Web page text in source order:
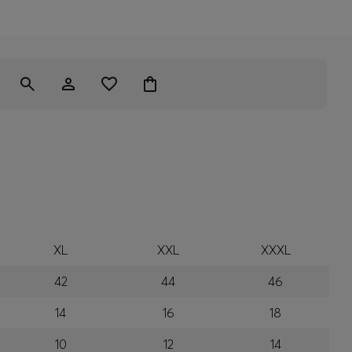
XL XXL
XXXL
42 44
46
14 16
18
10 12
14